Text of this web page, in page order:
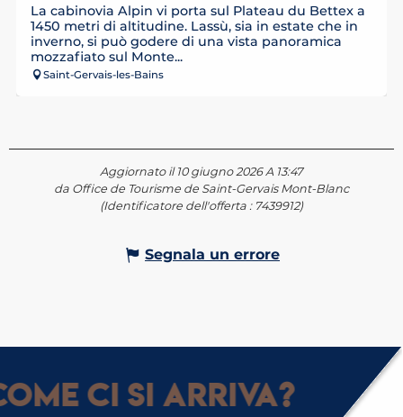
La cabinovia Alpin vi porta sul Plateau du Bettex a
1450 metri di altitudine. Lassù, sia in estate che in
inverno, si può godere di una vista panoramica
mozzafiato sul Monte...
Saint-Gervais-les-Bains
Aggiornato il 10 giugno 2026 A 13:47
da Office de Tourisme de Saint-Gervais Mont-Blanc
(Identificatore dell'offerta : 7439912)
Segnala un errore
ci si arriva?